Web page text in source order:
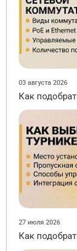
03 августа 2026
Как
27 июля 2026
Как